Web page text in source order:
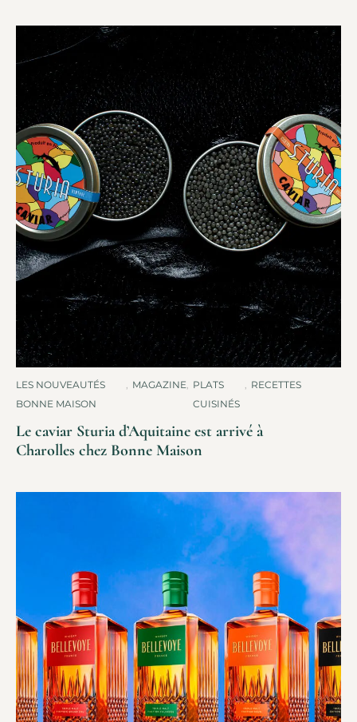
LES NOUVEAUTÉS
BONNE MAISON
, MAGAZINE, PLATS
CUISINÉS
, RECETTES
Le caviar Sturia d’Aquitaine est arrivé à
Charolles chez Bonne Maison